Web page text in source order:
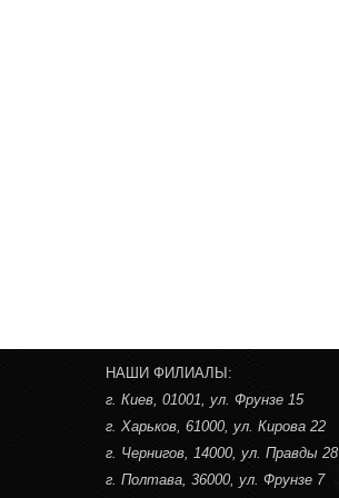
НАШИ ФИЛИАЛЫ:
г. Киев, 01001, ул. Фрунзе 15
г. Харьков, 61000, ул. Кирова 22
г. Чернигов, 14000, ул. Правды 28
г. Полтава, 36000, ул. Фрунзе 7